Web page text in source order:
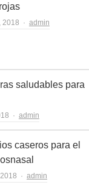
2018 Author
admin
saludables para
Author
admin
caseros para el
Author
admin